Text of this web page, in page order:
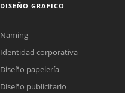
DISEÑO GRAFICO
Naming
Identidad corporativa
Diseño papelería
Diseño publicitario